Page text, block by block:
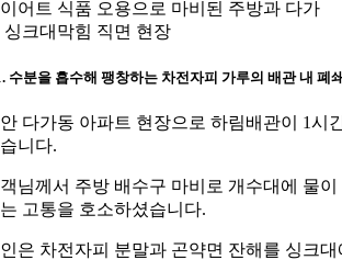
어트 식품 오용으로 마비된 주방과 다가
싱크대막힘 직면 현장
수분을 흡수해 팽창하는 차전자피 가루의 배관 내 폐
다가동 아파트 현장으로 하림배관이 1시
니다.
님께서 주방 배수구 마비로 개수대에 물이
고통을 호소하셨습니다.
은 차전자피 분말과 곤약면 잔해를 싱크